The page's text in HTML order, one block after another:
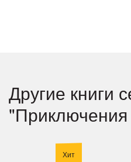
Другие книги
Хит